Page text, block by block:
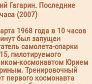
Гагарин. Последние
(2007)
1968 года в 10 часов
был запущен
самолета-спарки
пилотируемого
космонавтом Юрием
Тренировочный
первого космонавта